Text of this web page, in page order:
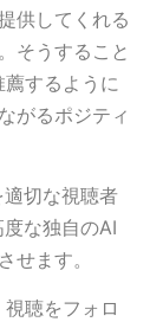
供してくれる
そうすること
するように
がるポジティ
切な視聴者
な独自のAI
せます。
聴をフォロ